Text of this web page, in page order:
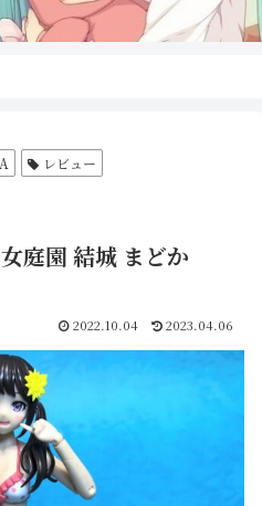
レビュー
庭園 結城 まどか
2022.10.04 2023.04.06